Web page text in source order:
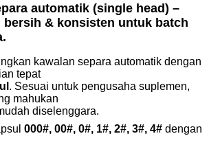
automatik (single head) –
bersih & konsisten untuk batch
kawalan separa automatik dengan
tepat
. Sesuai untuk pengusaha suplemen,
mahukan
diselenggara.
000#, 00#, 0#, 1#, 2#, 3#, 4# dengan